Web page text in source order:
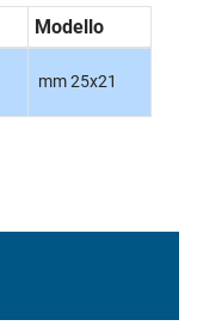
Modello
mm 25x21